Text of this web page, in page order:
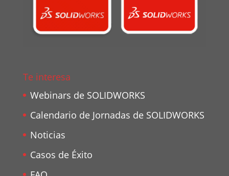
Te interesa
Webinars de SOLIDWORKS
Calendario de Jornadas de SOLIDWORKS
Noticias
Casos de Éxito